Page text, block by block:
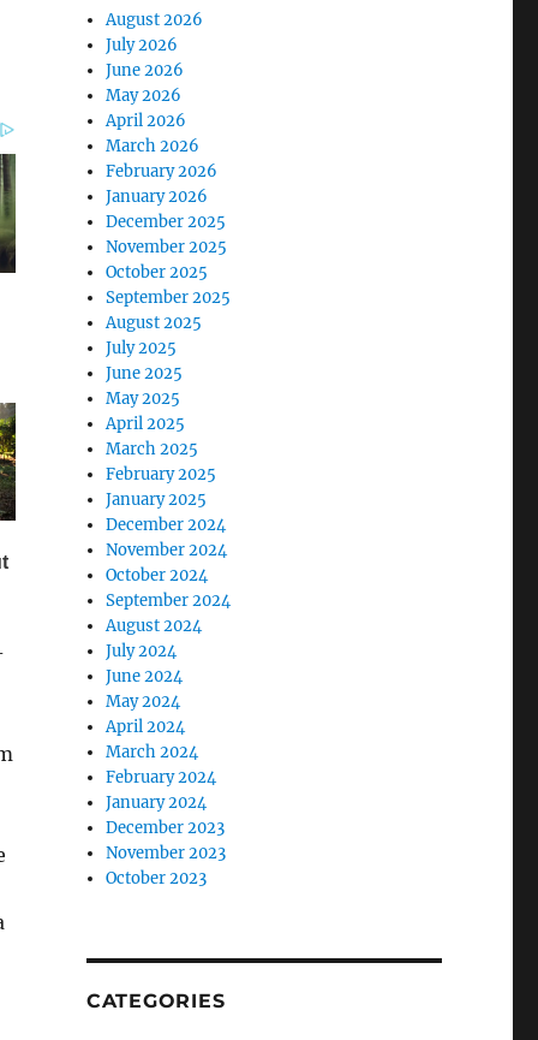
August 2026
July 2026
June 2026
May 2026
April 2026
March 2026
February 2026
January 2026
December 2025
November 2025
October 2025
September 2025
August 2025
July 2025
June 2025
May 2025
April 2025
March 2025
February 2025
January 2025
December 2024
November 2024
October 2024
September 2024
August 2024
July 2024
June 2024
May 2024
April 2024
March 2024
February 2024
January 2024
December 2023
November 2023
October 2023
CATEGORIES